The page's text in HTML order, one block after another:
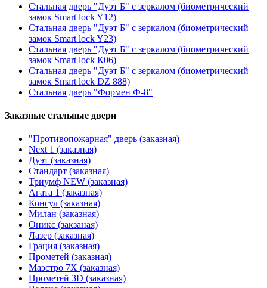
Стальная дверь "Дуэт Б" с зеркалом (биометрический
замок Smart lock Y12)
Стальная дверь "Дуэт Б" с зеркалом (биометрический
замок Smart lock Y23)
Стальная дверь "Дуэт Б" с зеркалом (биометрический
замок Smart lock К06)
Стальная дверь "Дуэт Б" с зеркалом (биометрический
замок Smart lock DZ 888)
Стальная дверь "Формен Ф-8"
Заказные стальные двери
"Противопожарная" дверь (заказная)
Next 1 (заказная)
Дуэт (заказная)
Стандарт (заказная)
Триумф NEW (заказная)
Агата 1 (заказная)
Консул (заказная)
Милан (заказная)
Оникс (закзаная)
Лазер (заказная)
Грация (заказная)
Прометей (заказная)
Маэстро 7Х (заказная)
Прометей 3D (заказная)